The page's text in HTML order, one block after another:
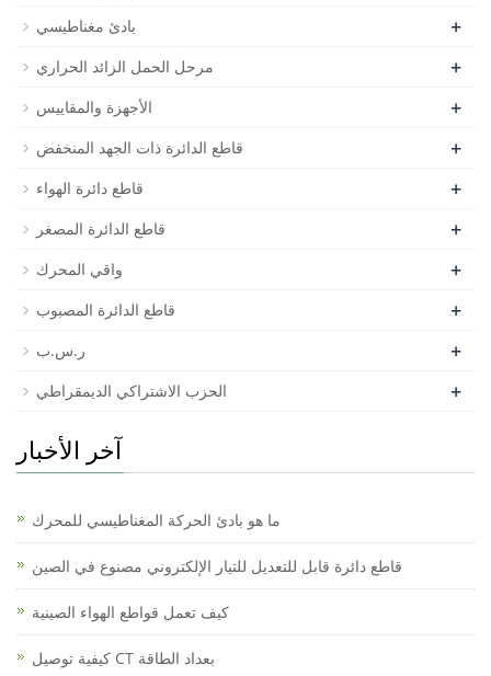
بادئ مغناطيسي +
مرحل الحمل الزائد الحراري +
الأجهزة والمقاييس +
قاطع الدائرة ذات الجهد المنخفض +
قاطع دائرة الهواء +
قاطع الدائرة المصغر +
واقي المحرك +
قاطع الدائرة المصبوب +
ر.س.ب +
الحزب الاشتراكي الديمقراطي +
آخر الأخبار
ما هو بادئ الحركة المغناطيسي للمحرك
قاطع دائرة قابل للتعديل للتيار الإلكتروني مصنوع في الصين
كيف تعمل قواطع الهواء الصينية
كيفية توصيل CT بعداد الطاقة